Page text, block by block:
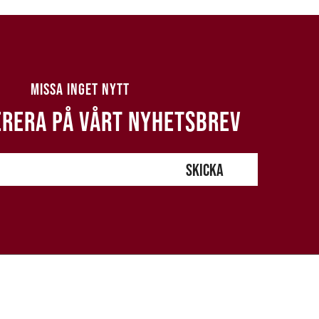
MISSA INGET NYTT
PÅ VÅRT NYHETSBREV
SKICKA